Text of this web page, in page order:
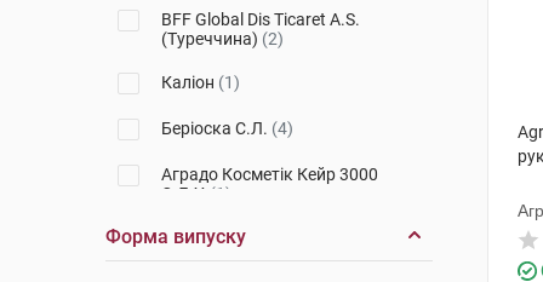
BFF Global Dis Ticaret A.S.
(Туреччина) (2)
Каліон (1)
Беріоска С.Л. (4)
Аградо Косметік Кейр 3000
С.Л.У. (1)
Evoluderm (C2J Evoluderm)
Форма випуску